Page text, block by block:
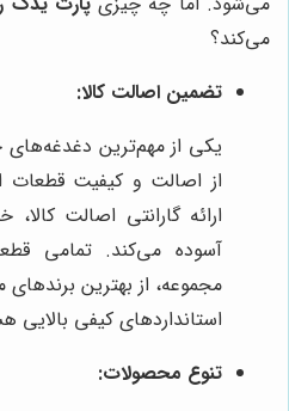
می‌کند؟
تضمین اصالت کالا:
یکی از مهم‌ترین دغدغه‌های
از اصالت و کیفیت
ارائه گارانتی اصالت
آسوده می‌کند. تمامی
مجموعه، از بهترین
استانداردهای کیفی بالایی
تنوع محصولات: